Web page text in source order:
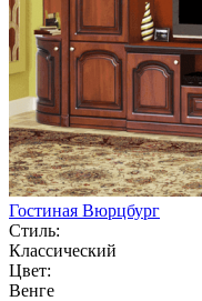
Гостиная Вюрцбург
Стиль:
Классический
Цвет:
Венге